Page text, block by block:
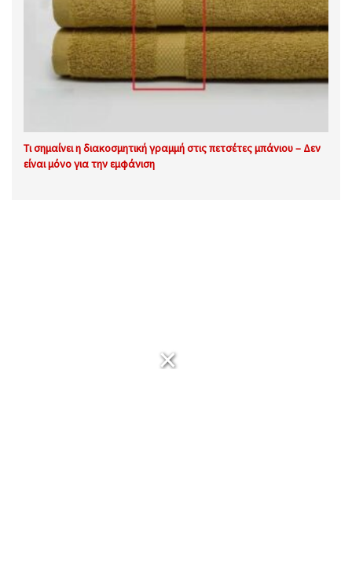
Τι σημαίνει η διακοσμητική γραμμή στις πετσέτες μπάνιου – Δεν
είναι μόνο για την εμφάνιση